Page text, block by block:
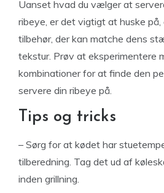
Uanset hvad du vælger at
ribeye, er det vigtigt at huske
tilbehør, der kan matche dens
tekstur. Prøv at eksperimentere
kombinationer for at finde den
servere din ribeye på.
Tips og tricks
– Sørg for at kødet har
tilberedning. Tag det ud af
inden grillning.